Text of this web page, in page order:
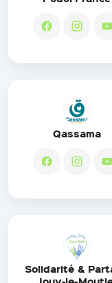
Qassama
Solidarité &